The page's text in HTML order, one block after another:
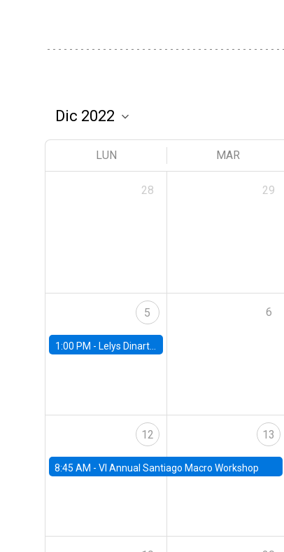
LUN MAR
28 29
5
1:00 PM - Lelys Dinarte, Banco Mundial
6
12
8:45 AM - VI Annual Santiago Macro Workshop
13